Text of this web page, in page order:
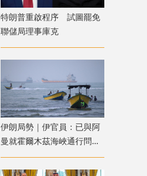
特朗普重啟程序 試圖罷免
聯儲局理事庫克
伊朗局勢｜伊官員：已與阿
曼就霍爾木茲海峽通行問題
明確總體框架